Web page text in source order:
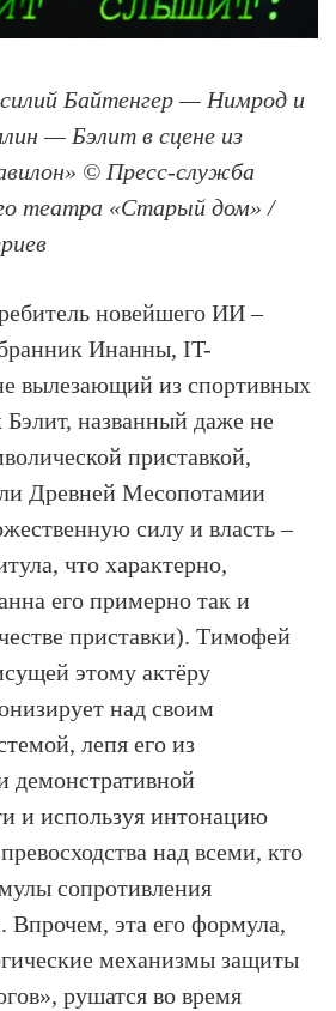
Байтенгер — Нимрод и
— Бэлит в сцене из
© Пресс-служба
театра «Старый дом» /
новейшего ИИ –
Инанны, IT-
вылезающий из спортивных
названный даже не
приставкой,
Древней Месопотамии
силу и власть –
что характерно,
его примерно так и
приставки). Тимофей
этому актёру
над своим
лепя его из
демонстративной
и используя интонацию
над всеми, кто
сопротивления
Впрочем, эта его формула,
механизмы защиты
рушатся во время